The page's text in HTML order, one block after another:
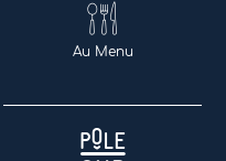
Au Menu